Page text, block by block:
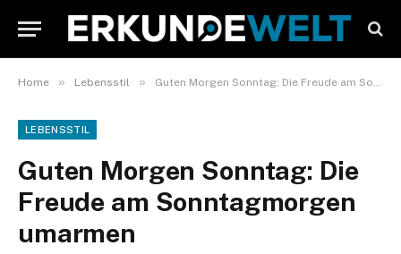
Home » Lebensstil » Guten Morgen Sonntag: Die Freude am Sonntagmorgen umarmen
LEBENSSTIL
Guten Morgen Sonntag: Die
Freude am Sonntagmorgen
umarmen